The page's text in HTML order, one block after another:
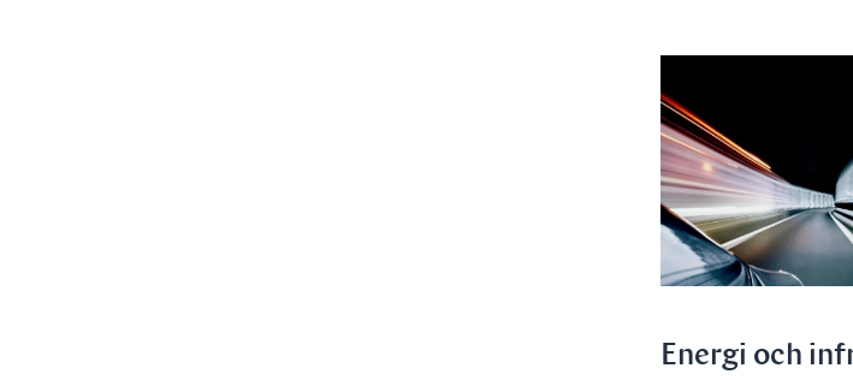
Energi och